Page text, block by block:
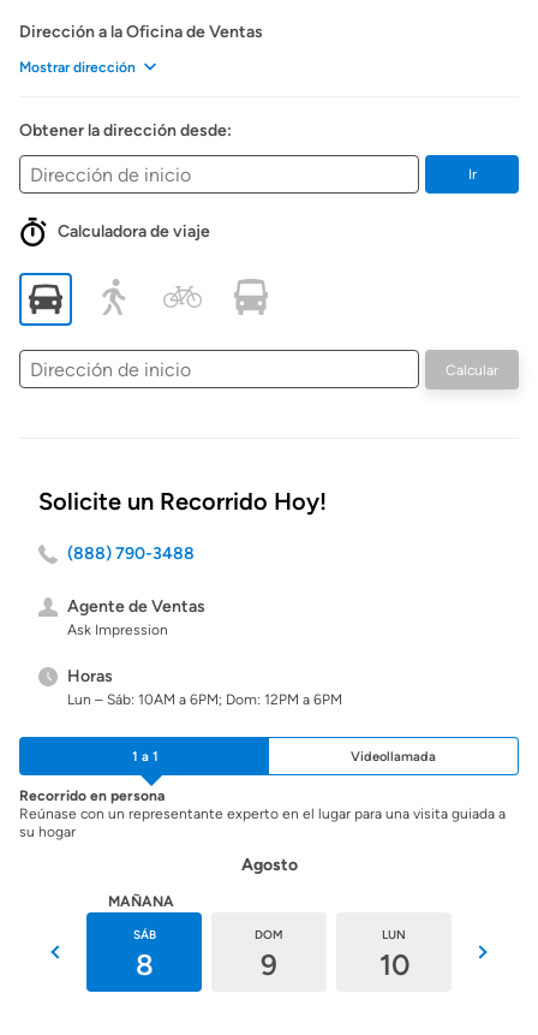
Dirección a la Oficina de Ventas
Mostrar dirección
Obtener la dirección desde:
Ir
Calculadora de viaje
Dirección
de
Calcular
Solicite un Recorrido Hoy!
(888) 790-3488
Agente de Ventas
Ask Impression
Horas
Lun – Sáb: 10AM a 6PM; Dom: 12PM a 6PM
1 a 1 Videollamada
Recorrido en persona
Reúnase con un representante experto en el lugar para una visita guiada a
su hogar
Agosto
MAÑANA
SÁB
8
DOM
9
LUN
10